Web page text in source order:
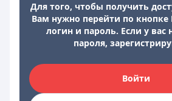
Для того, чтобы получить
Вам нужно перейти по кнопке
логин и пароль. Если у вас
пароля,
Войти